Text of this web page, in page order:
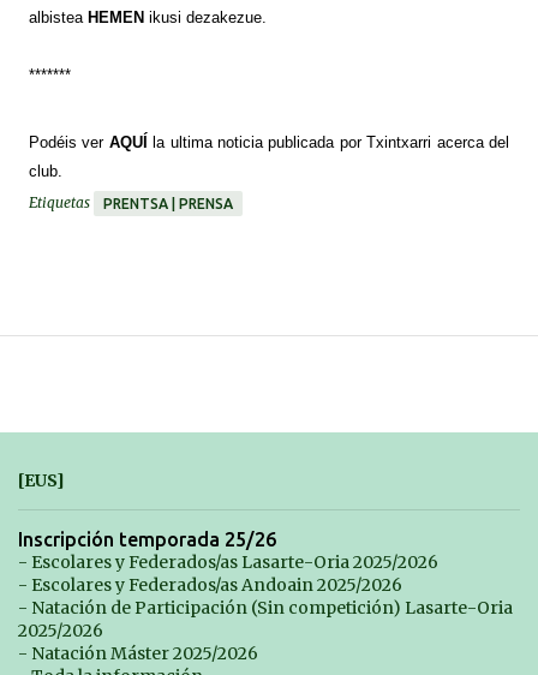
albistea HEMEN ikusi dezakezue.
*******
Podéis ver AQUÍ
la ultima noticia publicada por Txintxarri acerca del
club.
Etiquetas
PRENTSA | PRENSA
[EUS]
Inscripción temporada 25/26
- Escolares y Federados/as Lasarte-Oria 2025/2026
- Escolares y Federados/as Andoain 2025/2026
- Natación de Participación (Sin competición) Lasarte-Oria
2025/2026
- Natación Máster 2025/2026